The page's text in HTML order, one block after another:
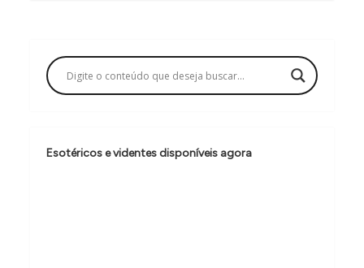
a
ç
o
d
Esotéricos e videntes disponíveis agora